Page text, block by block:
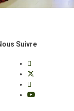
Suivre